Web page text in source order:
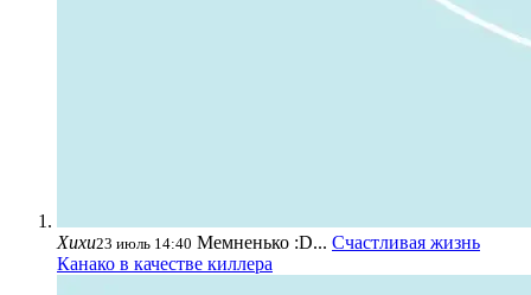
Хихи23 июль 14:40 Мемненько :D... Счастливая жизнь
Канако в качестве киллера